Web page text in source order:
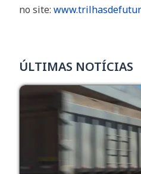
no site:
ÚLTIMAS NOTÍCIAS